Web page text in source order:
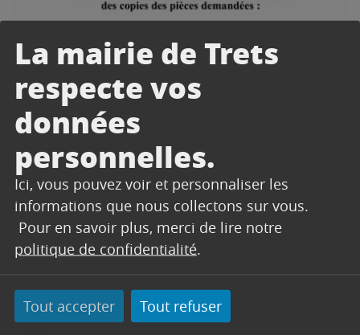
La mairie de Trets
respecte vos
données
personnelles.
Ici, vous pouvez voir et personnaliser les
informations que nous collectons sur vous.
Pour en savoir plus, merci de lire notre
politique de confidentialité.
Tout accepter Tout refuser
Télécharger
Télécharger
Télécharger